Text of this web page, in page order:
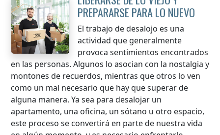
PREPARARSE PARA LO NUEVO
El trabajo de desalojo es una
actividad que generalmente
provoca sentimientos encontrados
en las personas. Algunos lo asocian con la nostalgia y
montones de recuerdos, mientras que otros lo ven
como un mal necesario que hay que superar de
alguna manera. Ya sea para desalojar un
apartamento, una oficina, un sótano u otro espacio,
este proceso se convertirá en parte de nuestra vida